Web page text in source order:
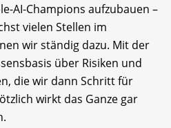
AI-Champions aufzubauen –
vielen Stellen im
wir ständig dazu. Mit der
über Risiken und
die wir dann Schritt für
wirkt das Ganze gar